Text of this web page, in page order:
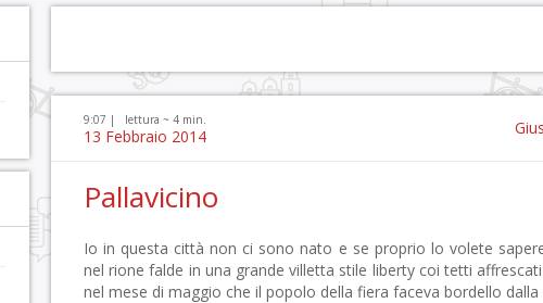
9:07 | lettura ~ 4 min.
13 Febbraio 2014
Pallavicino
Io in questa città non ci sono nato e se proprio lo volete sapere
nel rione falde in una grande villetta stile liberty coi tetti
nel mese di maggio che il popolo della fiera faceva bordello